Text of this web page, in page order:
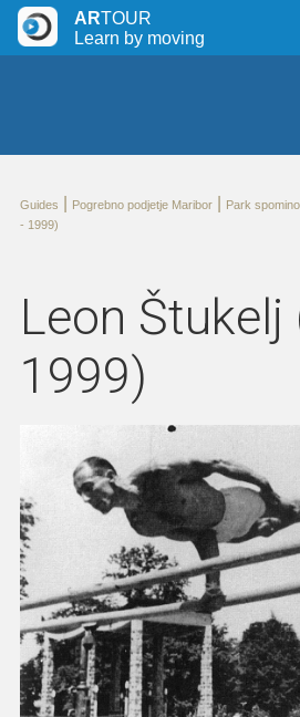
ARTOUR
Learn by moving
Guides Pogrebno podjetje Maribor| Park
- 1999)
Leon Štukelj
1999)